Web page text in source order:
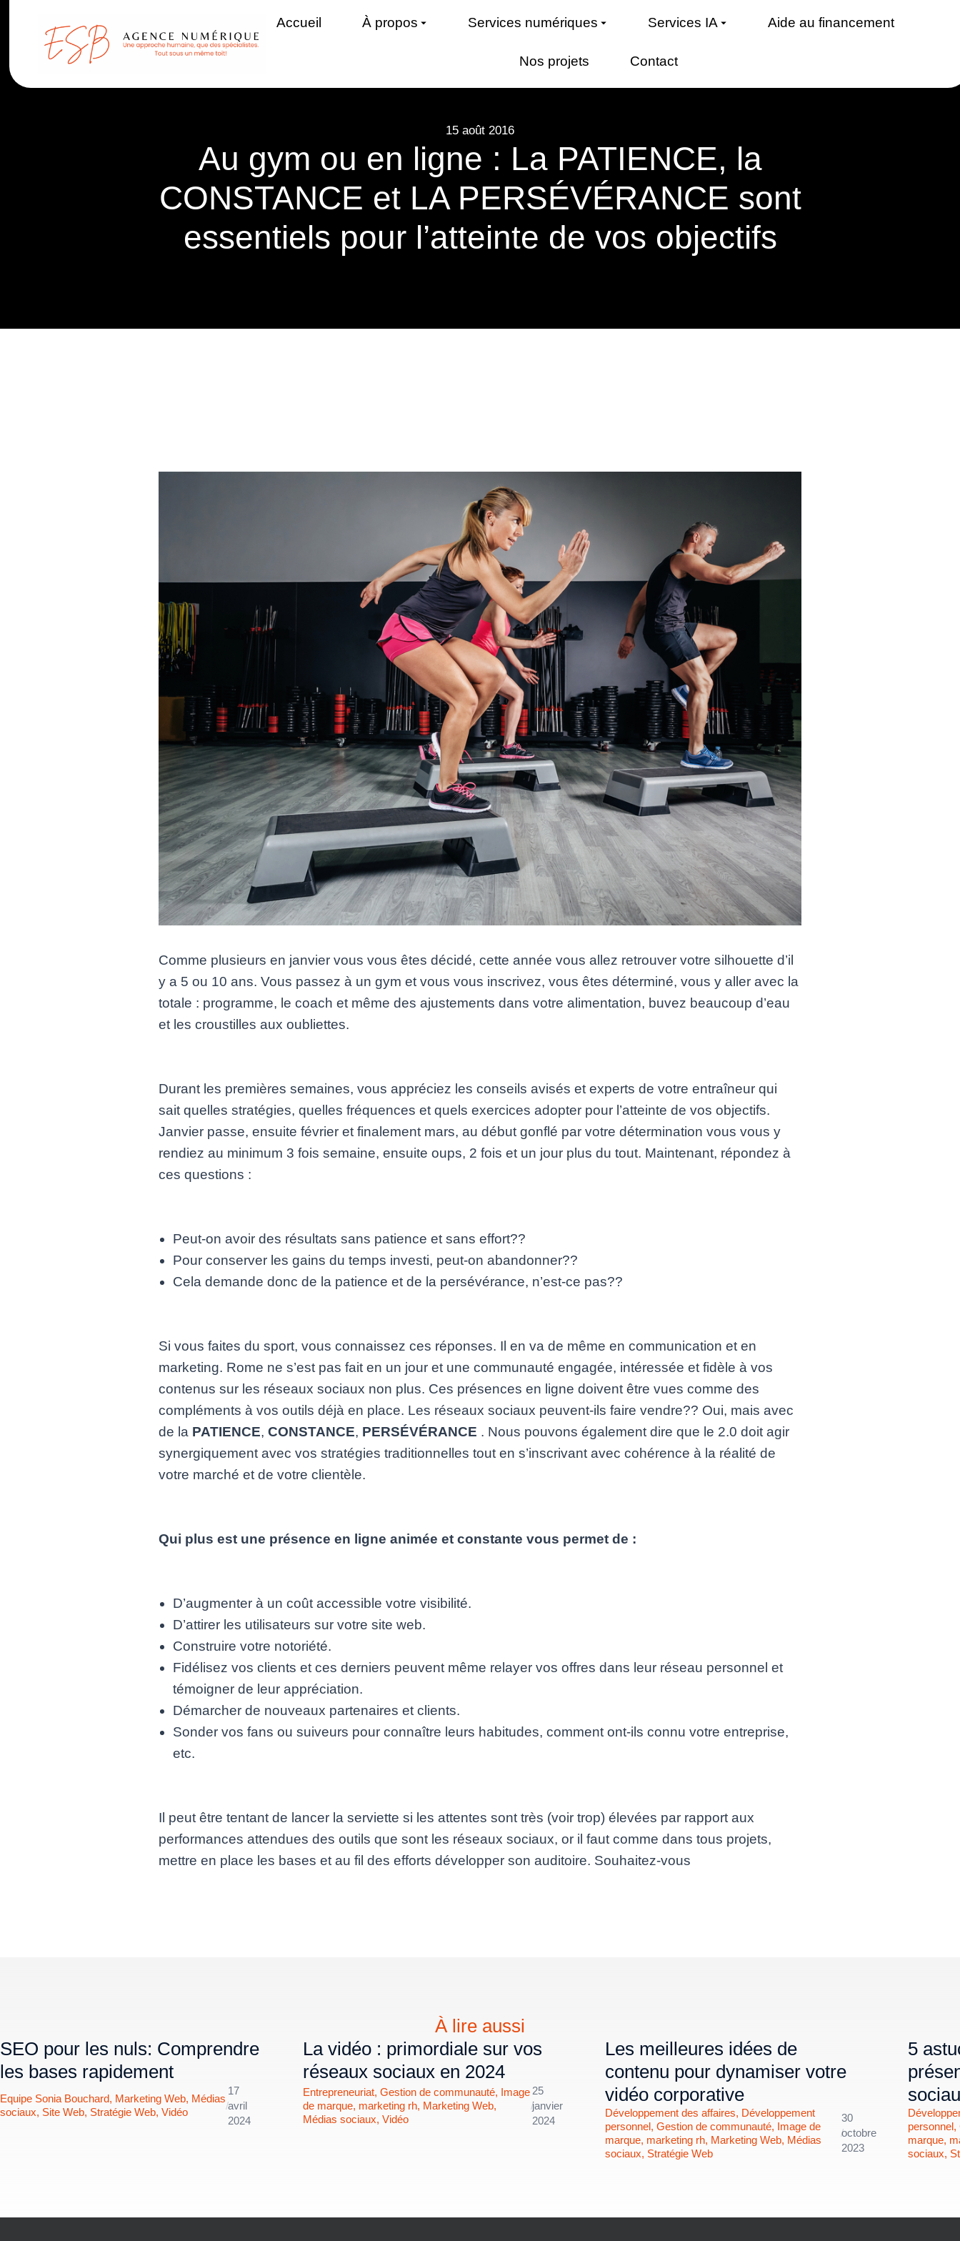
Accueil À propos Services numériques Services IA Aide au financement
Nos projets Contact
15 août 2016
Au gym ou en ligne : La PATIENCE, la
CONSTANCE et LA PERSÉVÉRANCE sont
essentiels pour l’atteinte de vos objectifs
Comme plusieurs en janvier vous vous êtes décidé, cette année vous allez retrouver votre silhouette d’il
y a 5 ou 10 ans. Vous passez à un gym et vous vous inscrivez, vous êtes déterminé, vous y aller avec la
totale : programme, le coach et même des ajustements dans votre alimentation, buvez beaucoup d’eau
et les croustilles aux oubliettes.
Durant les premières semaines, vous appréciez les conseils avisés et experts de votre entraîneur qui
sait quelles stratégies, quelles fréquences et quels exercices adopter pour l’atteinte de vos objectifs.
Janvier passe, ensuite février et finalement mars, au début gonflé par votre détermination vous vous y
rendiez au minimum 3 fois semaine, ensuite oups, 2 fois et un jour plus du tout. Maintenant, répondez à
ces questions :
Peut-on avoir des résultats sans patience et sans effort??
Pour conserver les gains du temps investi, peut-on abandonner??
Cela demande donc de la patience et de la persévérance, n’est-ce pas??
Si vous faites du sport, vous connaissez ces réponses. Il en va de même en communication et en
marketing. Rome ne s’est pas fait en un jour et une communauté engagée, intéressée et fidèle à vos
contenus sur les réseaux sociaux non plus. Ces présences en ligne doivent être vues comme des
compléments à vos outils déjà en place. Les réseaux sociaux peuvent-ils faire vendre?? Oui, mais avec
de la PATIENCE, CONSTANCE, PERSÉVÉRANCE . Nous pouvons également dire que le 2.0 doit agir
synergiquement avec vos stratégies traditionnelles tout en s’inscrivant avec cohérence à la réalité de
votre marché et de votre clientèle.
Qui plus est une présence en ligne animée et constante vous permet de :
D’augmenter à un coût accessible votre visibilité.
D’attirer les utilisateurs sur votre site web.
Construire votre notoriété.
Fidélisez vos clients et ces derniers peuvent même relayer vos offres dans leur réseau personnel et
témoigner de leur appréciation.
Démarcher de nouveaux partenaires et clients.
Sonder vos fans ou suiveurs pour connaître leurs habitudes, comment ont-ils connu votre entreprise,
etc.
Il peut être tentant de lancer la serviette si les attentes sont très (voir trop) élevées par rapport aux
performances attendues des outils que sont les réseaux sociaux, or il faut comme dans tous projets,
mettre en place les bases et au fil des efforts développer son auditoire. Souhaitez-vous
À lire aussi
SEO pour les nuls: Comprendre
les bases rapidement
Equipe Sonia Bouchard, Marketing Web, Médias
sociaux, Site Web, Stratégie Web, Vidéo
/
17
avril
2024
La vidéo : primordiale sur vos
réseaux sociaux en 2024
Entrepreneuriat, Gestion de communauté, Image
de marque, marketing rh, Marketing Web,
Médias sociaux, Vidéo
/
25
janvier
2024
Les meilleures idées de
contenu pour dynamiser votre
vidéo corporative
Développement des affaires, Développement
personnel,Gestion de communauté, Image de
marque, marketing rh, Marketing Web, Médias
sociaux, Stratégie Web
/
30
octobre
2023
5
personnel,
marque,
sociaux,